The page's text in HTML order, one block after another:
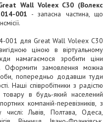
Wall Voleex C30 (Волекс
001 - запасна частина, що
001 для Great Wall Voleex C30
ціною в віртуальному
намагаємося зробити ціни
Оформити замовлення можна
попередньо додавши туди
Наші співробітники з радістю
товару в будь-який населений
компаній-перевізників, з
Львів, Полтава, Одеса,